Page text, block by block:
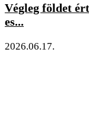
Végleg földet
es...
2026.06.17.